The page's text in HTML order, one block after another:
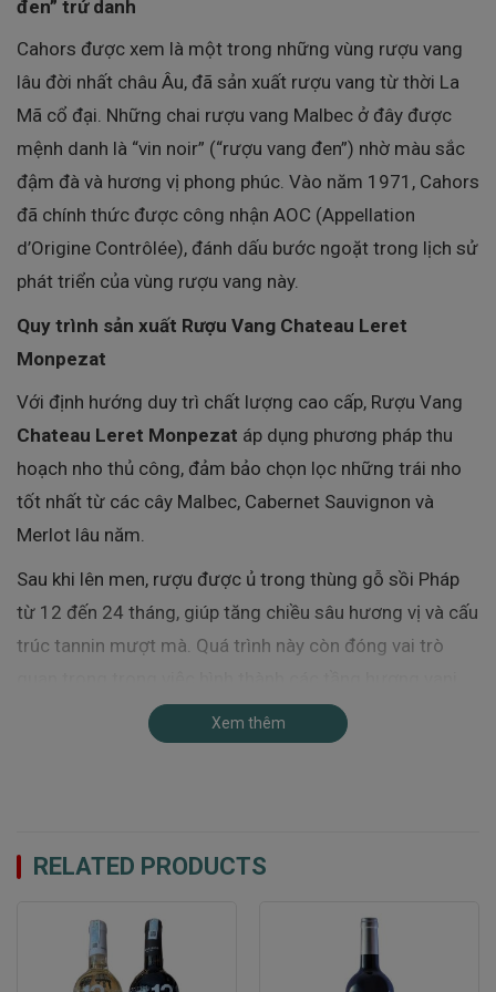
đen” trứ danh
Cahors được xem là một trong những vùng rượu vang
lâu đời nhất châu Âu, đã sản xuất rượu vang từ thời La
Mã cổ đại. Những chai rượu vang Malbec ở đây được
mệnh danh là “vin noir” (“rượu vang đen”) nhờ màu sắc
đậm đà và hương vị phong phúc. Vào năm 1971, Cahors
đã chính thức được công nhận AOC (Appellation
d’Origine Contrôlée), đánh dấu bước ngoặt trong lịch sử
phát triển của vùng rượu vang này.
Quy trình sản xuất Rượu Vang Chateau Leret
Monpezat
Với định hướng duy trì chất lượng cao cấp, Rượu Vang
Chateau Leret Monpezat áp dụng phương pháp thu
hoạch nho thủ công, đảm bảo chọn lọc những trái nho
tốt nhất từ các cây Malbec, Cabernet Sauvignon và
Merlot lâu năm.
Sau khi lên men, rượu được ủ trong thùng gỗ sồi Pháp
từ 12 đến 24 tháng, giúp tăng chiều sâu hương vị và cấu
trúc tannin mượt mà. Quá trình này còn đóng vai trò
gỗ sồi và gia vị đặc trưng.
nổi bật với tannin mạnh mẽ. Đây là giống nho chủ lực
toàn vùng Cahors. Tại đây, Malbec còn được biết đến
với cái tên Auxerrois, thể hiện sự đặc thù gắn bó với
Xem thêm
RELATED PRODUCTS